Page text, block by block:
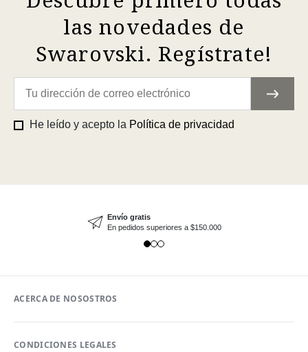
las novedades de
Swarovski. Regístrate!
He leído y acepto la Política de privacidad
Envío gratis
En pedidos superiores a $150.000
ACERCA DE NOSOSTROS
CONDICIONES LEGALES